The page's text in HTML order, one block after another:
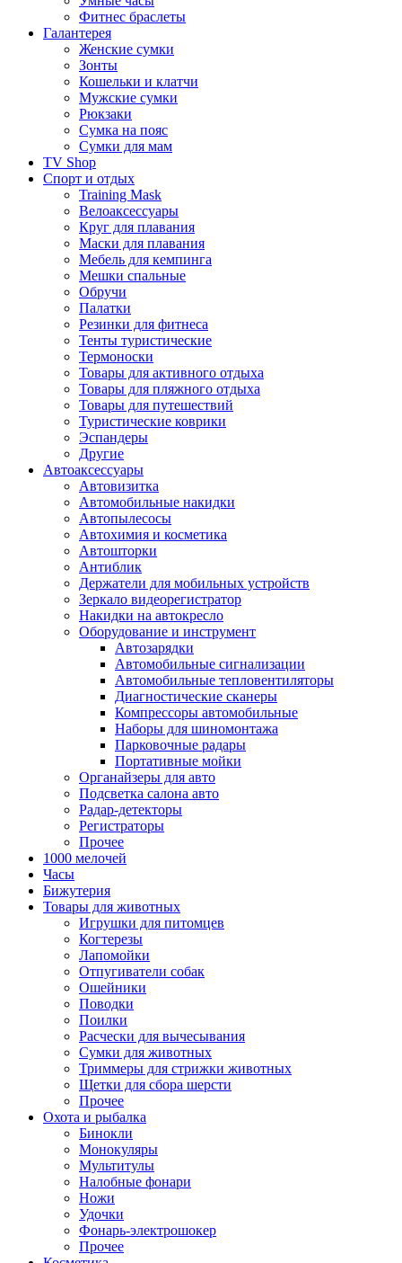
Фитнес браслеты
Галантерея
Женские сумки
Зонты
Кошельки и клатчи
Мужские сумки
Рюкзаки
Сумка на пояс
Сумки для мам
TV Shop
Спорт и отдых
Training Mask
Велоаксессуары
Круг для плавания
Маски для плавания
Мебель для кемпинга
Мешки спальные
Обручи
Палатки
Резинки для фитнеса
Тенты туристические
Термоноски
Товары для активного отдыха
Товары для пляжного отдыха
Товары для путешествий
Туристические коврики
Эспандеры
Другие
Автоаксессуары
Автовизитка
Автомобильные накидки
Автопылесосы
Автохимия и косметика
Автошторки
Антиблик
Держатели для мобильных устройств
Зеркало видеорегистратор
Накидки на автокресло
Оборудование и инструмент
Автозарядки
Автомобильные сигнализации
Автомобильные тепловентиляторы
Диагностические сканеры
Компрессоры автомобильные
Наборы для шиномонтажа
Парковочные радары
Портативные мойки
Органайзеры для авто
Подсветка салона авто
Радар-детекторы
Регистраторы
Прочее
1000 мелочей
Часы
Бижутерия
Товары для животных
Игрушки для питомцев
Когтерезы
Лапомойки
Отпугиватели собак
Ошейники
Поводки
Поилки
Расчески для вычесывания
Сумки для животных
Триммеры для стрижки животных
Щетки для сбора шерсти
Прочее
Охота и рыбалка
Бинокли
Монокуляры
Мультитулы
Налобные фонари
Ножи
Удочки
Фонарь-электрошокер
Прочее